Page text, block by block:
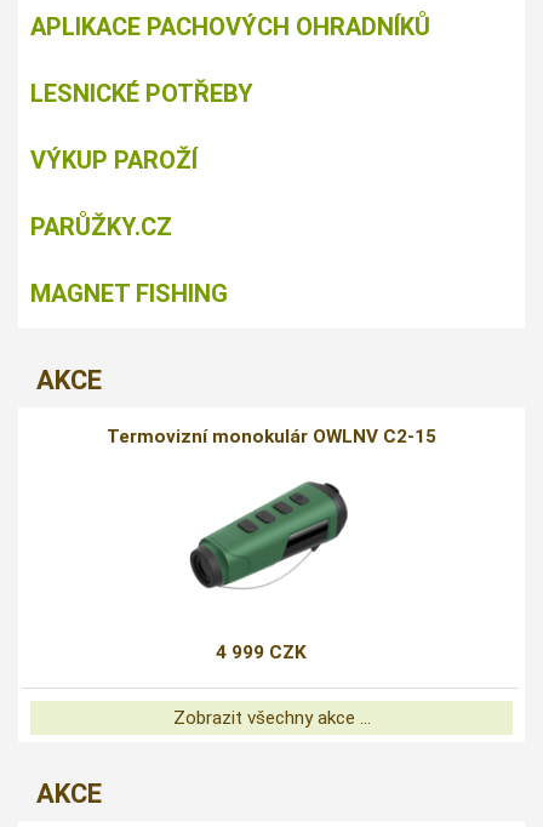
APLIKACE PACHOVÝCH OHRADNÍKŮ
LESNICKÉ POTŘEBY
VÝKUP PAROŽÍ
PARŮŽKY.CZ
MAGNET FISHING
AKCE
Termovizní monokulár OWLNV C2-15
4 999 CZK
Zobrazit všechny akce ...
AKCE